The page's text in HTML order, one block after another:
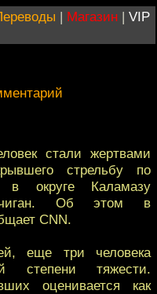
| Магазин | VIP
стали жертвами
стрельбу по
в округе Каламазу
Об этом в
CNN.
еще три человека
степени тяжести.
оценивается как